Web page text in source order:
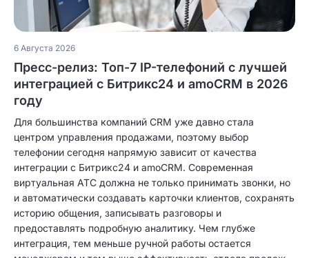
6 Августа 2026
Пресс-релиз: Топ-7 IP-телефоний с лучшей
интеграцией с Битрикс24 и amoCRM в 2026
году
Для большинства компаний CRM уже давно стала
центром управления продажами, поэтому выбор
телефонии сегодня напрямую зависит от качества
интеграции с Битрикс24 и amoCRM. Современная
виртуальная АТС должна не только принимать звонки, но
и автоматически создавать карточки клиентов, сохранять
историю общения, записывать разговоры и
предоставлять подробную аналитику. Чем глубже
интеграция, тем меньше ручной работы остается